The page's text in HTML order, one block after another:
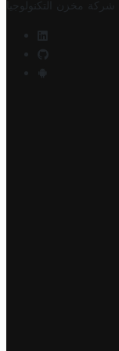
شركة مخزن التكنولوجيا